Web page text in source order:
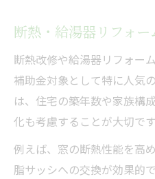
断熱・給湯器リフォ
断熱改修や給湯器リフォー
補助金対象として特に人気
は、住宅の築年数や家族構
化も考慮することが大切です
例えば、窓の断熱性能を高
脂サッシへの交換が効果的